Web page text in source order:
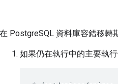
在 PostgreSQL 資料庫容錯移轉
如果仍在執行中的主要執行